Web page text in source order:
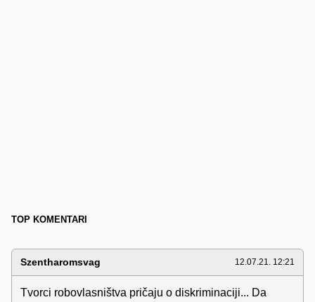
TOP KOMENTARI
Szentharomsvag 12.07.21. 12:21
Tvorci robovlasništva pričaju o diskriminaciji... Da